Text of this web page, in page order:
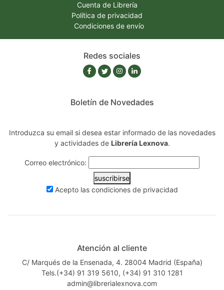
Cuenta de Librería
Política de privacidad
Condiciones de envío
Redes sociales
Boletín de Novedades
Introduzca su email si desea estar informado de las novedades
y actividades de Librería Lexnova.
Correo electrónico:
suscribirse
Acepto las condiciones de privacidad
Atención al cliente
C/ Marqués de la Ensenada, 4. 28004 Madrid (España)
Tels.(+34) 91 319 5610, (+34) 91 310 1281
admin@librerialexnova.com